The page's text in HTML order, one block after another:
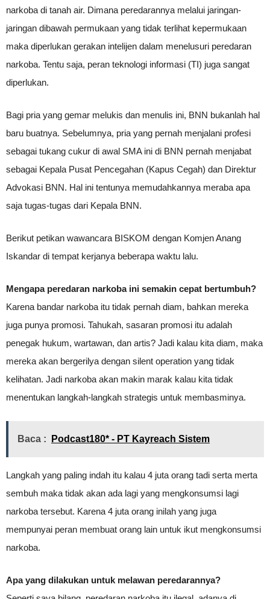
narkoba di tanah air. Dimana peredarannya melalui jaringan-
jaringan dibawah permukaan yang tidak terlihat kepermukaan
maka diperlukan gerakan intelijen dalam menelusuri peredaran
narkoba. Tentu saja, peran teknologi informasi (TI) juga sangat
diperlukan.
Bagi pria yang gemar melukis dan menulis ini, BNN bukanlah hal
baru buatnya. Sebelumnya, pria yang pernah menjalani profesi
sebagai tukang cukur di awal SMA ini di BNN pernah menjabat
sebagai Kepala Pusat Pencegahan (Kapus Cegah) dan Direktur
Advokasi BNN. Hal ini tentunya memudahkannya meraba apa
saja tugas-tugas dari Kepala BNN.
Berikut petikan wawancara BISKOM dengan Komjen Anang
Iskandar di tempat kerjanya beberapa waktu lalu.
Mengapa peredaran narkoba ini semakin cepat bertumbuh?
Karena bandar narkoba itu tidak pernah diam, bahkan mereka
juga punya promosi. Tahukah, sasaran promosi itu adalah
penegak hukum, wartawan, dan artis? Jadi kalau kita diam, maka
mereka akan bergerilya dengan silent operation yang tidak
kelihatan. Jadi narkoba akan makin marak kalau kita tidak
menentukan langkah-langkah strategis untuk membasminya.
Baca : Podcast180* - PT Kayreach Sistem
Langkah yang paling indah itu kalau 4 juta orang tadi serta merta
sembuh maka tidak akan ada lagi yang mengkonsumsi lagi
narkoba tersebut. Karena 4 juta orang inilah yang juga
mempunyai peran membuat orang lain untuk ikut mengkonsumsi
narkoba.
Apa yang dilakukan untuk melawan peredarannya?